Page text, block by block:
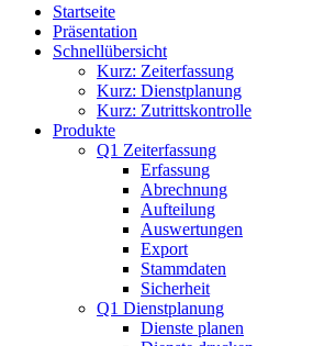
Startseite
Präsentation
Schnellübersicht
Kurz: Zeiterfassung
Kurz: Dienstplanung
Kurz: Zutrittskontrolle
Produkte
Q1 Zeiterfassung
Erfassung
Abrechnung
Aufteilung
Auswertungen
Export
Stammdaten
Sicherheit
Q1 Dienstplanung
Dienste planen